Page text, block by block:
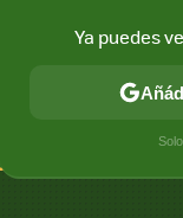
CONECTIVIDAD
Ya puedes